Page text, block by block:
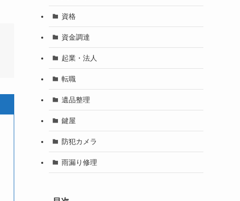
資格
資金調達
起業・法人
転職
遺品整理
鍵屋
防犯カメラ
雨漏り修理